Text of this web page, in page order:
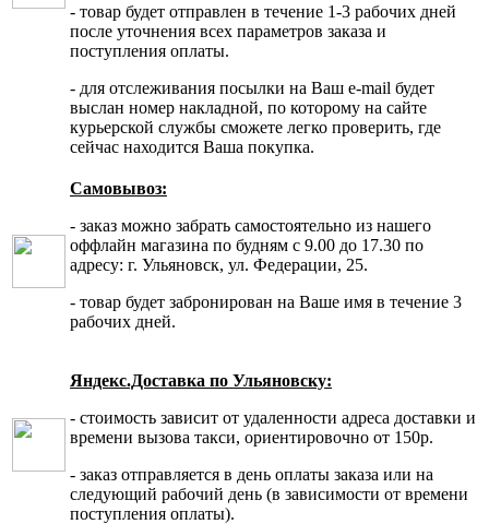
- товар будет отправлен в течение 1-3 рабочих дней
после уточнения всех параметров заказа и
поступления оплаты.
- для отслеживания посылки на Ваш e-mail будет
выслан номер накладной, по которому на сайте
курьерской службы сможете легко проверить, где
сейчас находится Ваша покупка.
Самовывоз:
- заказ можно забрать самостоятельно из нашего
оффлайн магазина по будням с 9.00 до 17.30 по
адресу: г. Ульяновск, ул. Федерации, 25.
- товар будет забронирован на Ваше имя в течение 3
рабочих дней.
Яндекс.Доставка по Ульяновску:
- стоимость зависит от удаленности адреса доставки и
времени вызова такси, ориентировочно от 150р.
- заказ отправляется в день оплаты заказа или на
следующий рабочий день (в зависимости от времени
поступления оплаты).